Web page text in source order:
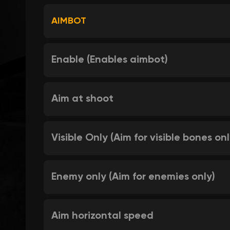
AIMBOT
Enable (Enables aimbot)
Aim at shoot
Visible Only (Aim for visible bones
Enemy only (Aim for enemies only)
Aim horizontal speed